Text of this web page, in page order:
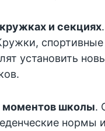
и секциях
установить
школы.
нормы